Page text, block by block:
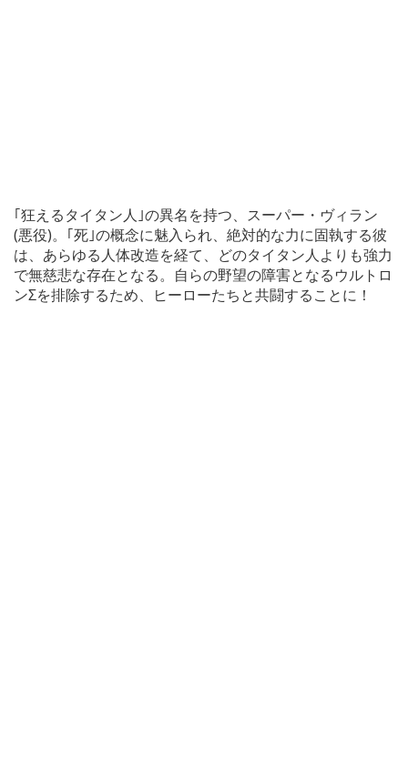
｢狂えるタイタン人｣の異名を持つ、スーパー・ヴィラン
(悪役)。｢死｣の概念に魅入られ、絶対的な力に固執する彼
は、あらゆる人体改造を経て、どのタイタン人よりも強力
で無慈悲な存在となる。自らの野望の障害となるウルトロ
ンΣを排除するため、ヒーローたちと共闘することに！